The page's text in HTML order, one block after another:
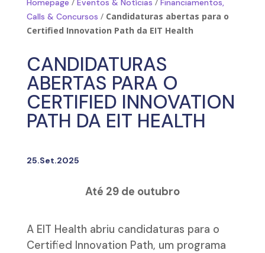
Homepage Eventos & Notícias
Financiamentos,
Calls & Concursos / Candidaturas abertas para o
Certified Innovation Path da EIT Health
CANDIDATURAS
ABERTAS PARA O
CERTIFIED INNOVATION
PATH DA EIT HEALTH
25.Set.2025
Até 29 de outubro
A EIT Health abriu candidaturas para o
Certified Innovation Path, um programa